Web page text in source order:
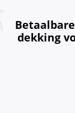
dekking